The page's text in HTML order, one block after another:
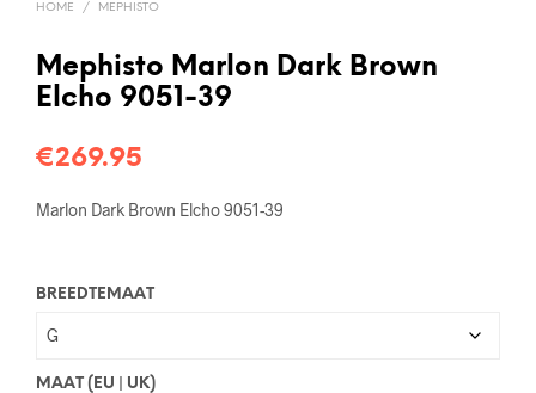
HOME / MEPHISTO
Mephisto Marlon Dark Brown
Elcho 9051-39
€269.95
Marlon Dark Brown Elcho 9051-39
BREEDTEMAAT
MAAT (EU | UK)